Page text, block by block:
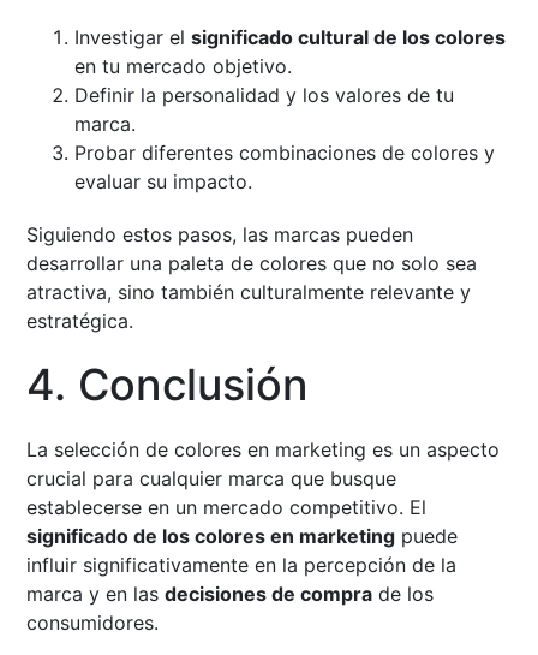
Investigar elsignificado cultural de los colores
en tu mercado objetivo.
Definir la personalidad y los valores de tu
marca.
Probar diferentes combinaciones de colores y
evaluar su impacto.
Siguiendo estos pasos, las marcas pueden
desarrollar una paleta de colores que no solo sea
atractiva, sino también culturalmente relevante y
estratégica.
4. Conclusión
La selección de colores en marketing es un aspecto
crucial para cualquier marca que busque
establecerse en un mercado competitivo. El
significado de los colores en marketing puede
influir significativamente en la percepción de la
marca y en lasdecisiones de compra de los
consumidores.